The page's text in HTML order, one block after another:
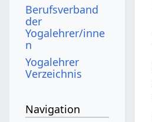
Berufsverband
der
Yogalehrer/inne
n
Yogalehrer
Verzeichnis
Navigation